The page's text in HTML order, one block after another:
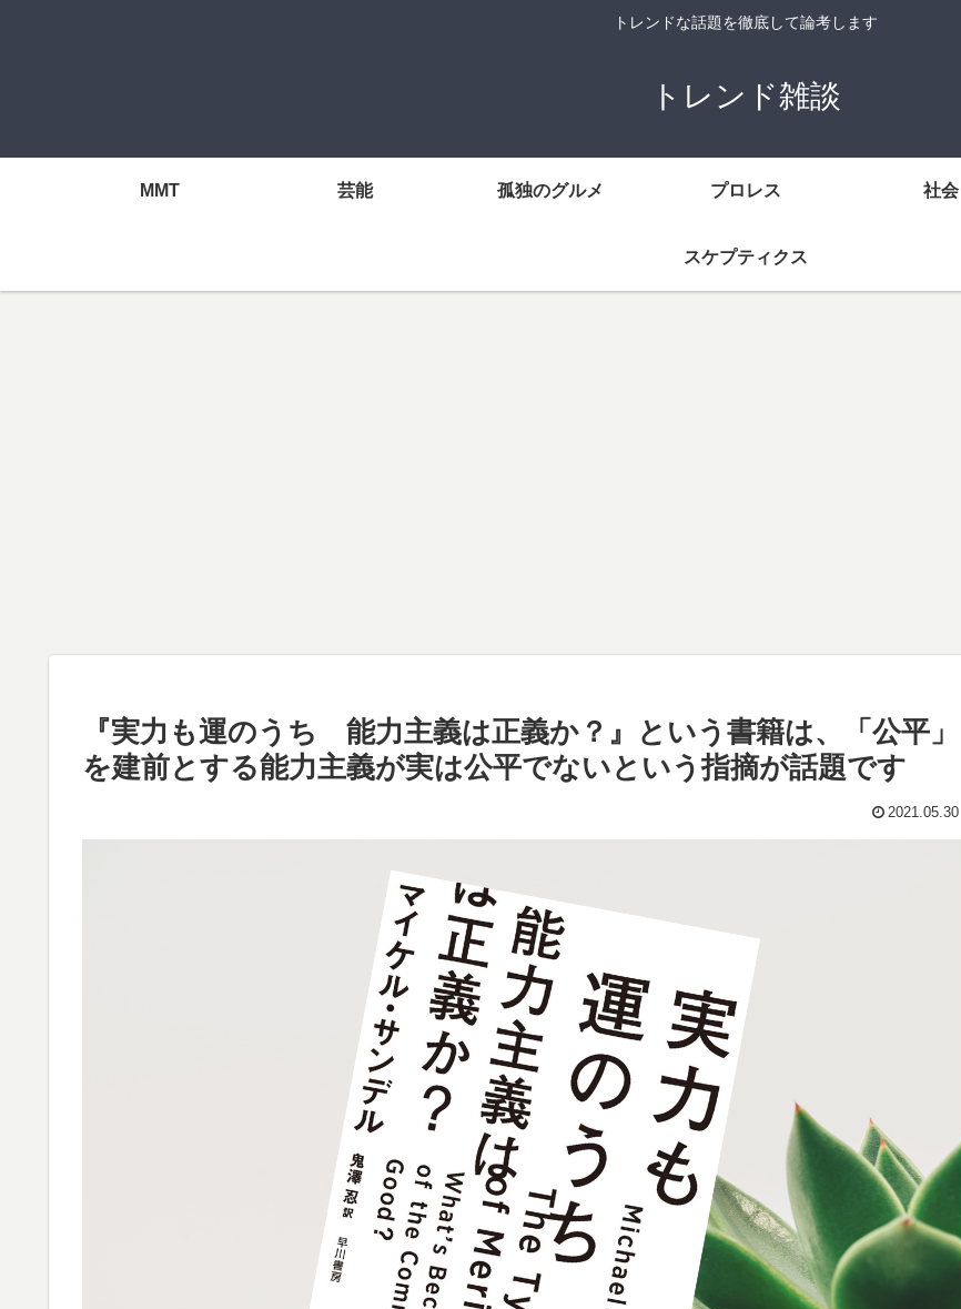
トレンドな話題を徹底して論考します
トレンド雑談
MMT 芸能 孤独のグルメ プロレス 社会
スケプティクス
『実力も運のうち 能力主義は正義か？』という書籍は、「公平」
を建前とする能力主義が実は公平でないという指摘が話題です
2021.05.30